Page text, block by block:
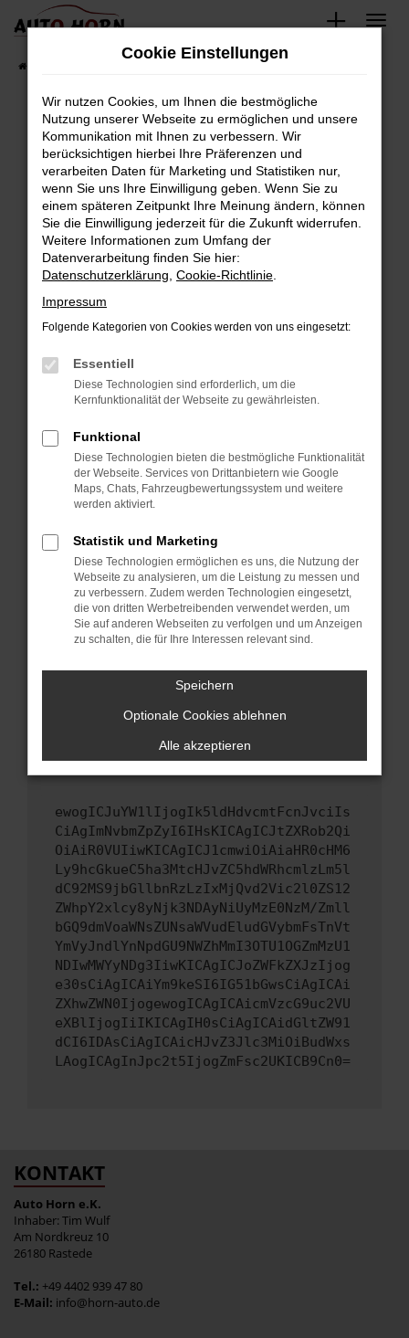
Zum
springen
Fahrzeugbestand
Fehler: Network Error
Beim Laden ist ein Fehler aufgetreten.
Hier sind ein paar Tipps, die dir helfen können:
Überprüfe deine Firewall und deine
Internetverbindung.
Laden andere Webseiten, zum Beispiel deine
Suchmaschine?
Prüfe deine Browsererweiterungen.
können das Laden bestimmter Seiten
verhindern. Funktioniert die Seite in einem
anderen Browser oder in einem privaten
Starte dein Gerät neu.
Das kann manchmal helfen, vorübergehende
Probleme zu beheben.
Betriebssystem auf dem neuesten Stand
sind.
Veraltete Software birgt nicht nur ein
Sicherheitsrisiko, sondern kann auch dazu
führen, dass bestimmte Funktionen nicht mehr
unterstützt werden.
Wende dich an den Webseitenbetreiber.
Wenn du alle oben genannten Schritte versucht
hast, kontaktiere uns bitte. Wir werden
versuchen, das Problem zu beheben. Du kannst
uns diesen Text schicken, um uns bei der
ewogICJuYW1lIjogIk5ldHdvcmtFcnJvciIs
CiAgImNvbmZpZyI6IHsKICAgICJtZXRob2Qi
OiAiR0VUIiwKICAgICJ1cmwiOiAiaHR0cHM6
Ly9hcGkueC5ha3MtcHJvZC5hdWRhcmlzLm5l
dC92MS9jbGllbnRzLzIxMjQvd2Vic2l0ZS12
ZWhpY2xlcy8yNjk3NDAyNiUyMzE0NzM/Zmll
bGQ9dmVoaWNsZUNsaWVudEludGVybmFsTnVt
YmVyJndlYnNpdGU9NWZhMmI3OTU1OGZmMzU1
NDIwMWYyNDg3IiwKICAgICJoZWFkZXJzIjog
e30sCiAgICAiYm9keSI6IG51bGwsCiAgICAi
ZXhwZWN0IjogewogICAgICAicmVzcG9uc2VU
eXBlIjogIiIKICAgIH0sCiAgICAidGltZW91
dCI6IDAsCiAgICAicHJvZ3Jlc3MiOiBudWxs
LAogICAgInJpc2t5IjogZmFsc2UKICB9Cn0=
KONTAKT
Auto Horn e.K.
Inhaber: Tim Wulf
Am Nordkreuz 10
26180 Rastede
Tel.: +49 4402 939 47 80
E-Mail: info@horn-auto.de
Cookie Einstellungen
Wir nutzen Cookies, um Ihnen die bestmögliche
Nutzung unserer Webseite zu ermöglichen und unsere
Kommunikation mit Ihnen zu verbessern. Wir
berücksichtigen hierbei Ihre Präferenzen und
verarbeiten Daten für Marketing und Statistiken nur,
wenn Sie uns Ihre Einwilligung geben. Wenn Sie zu
einem späteren Zeitpunkt Ihre Meinung ändern, können
Sie die Einwilligung jederzeit für die Zukunft widerrufen.
Weitere Informationen zum Umfang der
Datenverarbeitung finden Sie hier:
Datenschutzerklärung Cookie-Richtlinie
Impressum
Folgende Kategorien von Cookies werden von uns eingesetzt:
Essentiell
Diese Technologien sind erforderlich, um die
Kernfunktionalität der Webseite zu gewährleisten.
Funktional
Diese Technologien bieten die bestmögliche Funktionalität
der Webseite. Services von Drittanbietern wie Google
Maps, Chats, Fahrzeugbewertungssystem und weitere
werden aktiviert.
Statistik und Marketing
Diese Technologien ermöglichen es uns, die Nutzung der
Webseite zu analysieren, um die Leistung zu messen und
zu verbessern. Zudem werden Technologien eingesetzt,
die von dritten Werbetreibenden verwendet werden, um
Sie auf anderen Webseiten zu verfolgen und um Anzeigen
zu schalten, die für Ihre Interessen relevant sind.
Speichern
Optionale Cookies ablehnen
Alle akzeptieren